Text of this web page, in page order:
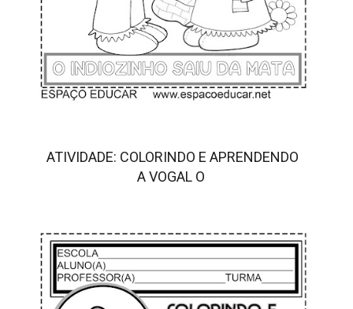
ATIVIDADE: COLORINDO E APRENDENDO
A VOGAL O